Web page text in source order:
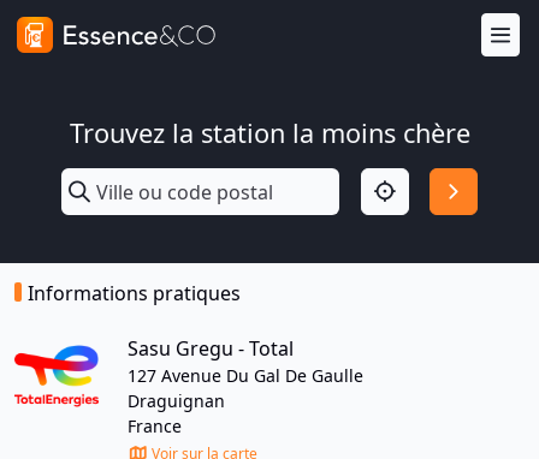
Trouvez la station la moins chère
Informations pratiques
Sasu Gregu - Total
127 Avenue Du Gal De Gaulle
Draguignan
France
Voir sur la carte